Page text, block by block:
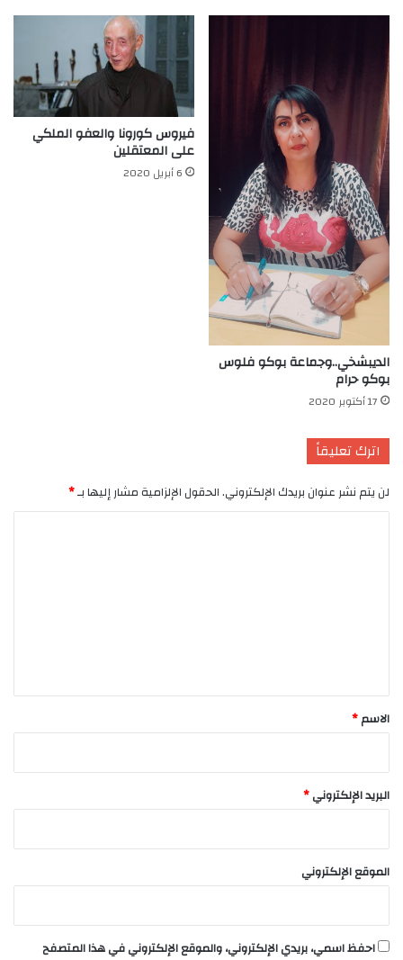
الديبشخي..وجماعة بوكو فلوس
بوكو حرام
17 أكتوبر 2020
فيروس كورونا والعفو الملكي
على المعتقلين
6 أبريل 2020
اترك تعليقاً
لن يتم نشر عنوان بريدك الإلكتروني.الحقول الإلزامية مشار إليها بـ*
*
الاسم*
البريد الإلكتروني*
الموقع الإلكتروني
احفظ اسمي، بريدي الإلكتروني، والموقع الإلكتروني في هذا المتصفح